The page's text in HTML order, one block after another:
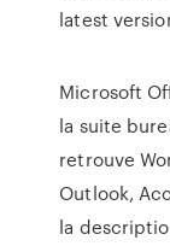
latest
Microsoft
la suite
retrouve
Outlook,
la